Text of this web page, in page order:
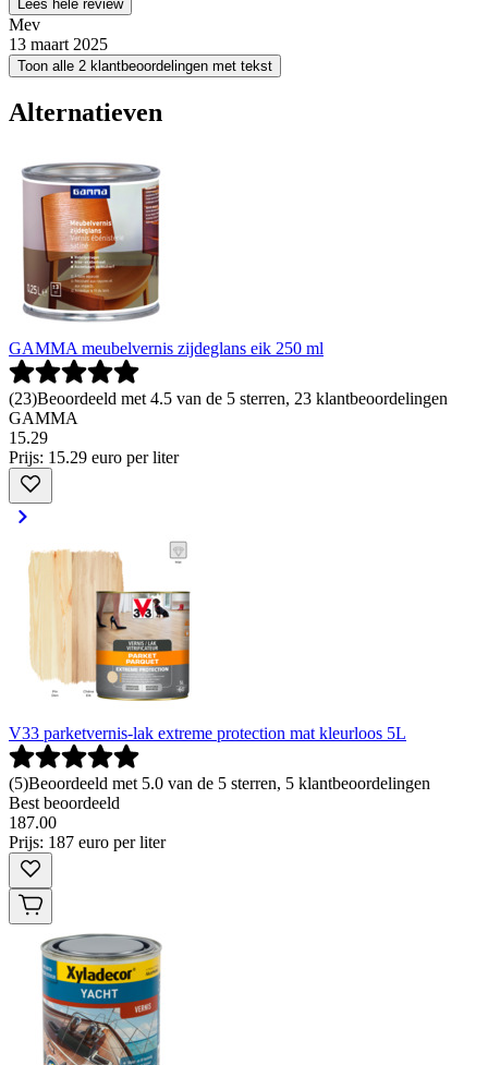
Lees hele review
Mev
13 maart 2025
Toon alle 2 klantbeoordelingen met tekst
Alternatieven
GAMMA meubelvernis zijdeglans eik 250 ml
(23)Beoordeeld met 4.5 van de 5 sterren, 23 klantbeoordelingen
GAMMA
15.29
Prijs: 15.29 euro per liter
V33 parketvernis-lak extreme protection mat kleurloos 5L
(5)Beoordeeld met 5.0 van de 5 sterren, 5 klantbeoordelingen
Best beoordeeld
187.00
Prijs: 187 euro per liter